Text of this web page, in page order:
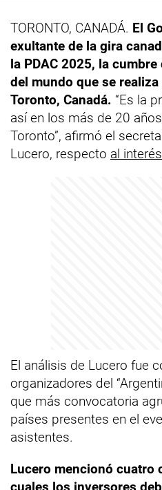
TORONTO, CANADÁ. El
exultante de la gira
la PDAC 2025, la
del mundo que se
Toronto, Canadá. “Es la
así en los más de 20
Toronto”, afirmó el
Lucero, respecto al
El análisis de Lucero fue
organizadores del
que más convocatoria
países presentes en el
asistentes.
Lucero mencionó cuatro